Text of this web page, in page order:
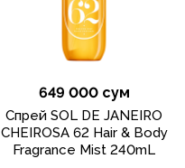
649 000 сум
Спрей SOL DE JANEIRO
CHEIROSA 62 Hair & Body
Fragrance Mist 240mL